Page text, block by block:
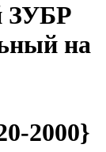
ЗУБР
на
2000}